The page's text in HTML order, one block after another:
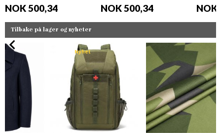
NOK 500,34 NOK 500,34 NOK
Tilbake på lager og nyheter
Nyhet